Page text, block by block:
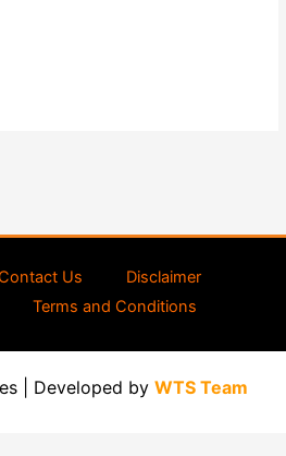
Us
Disclaimer
Terms and Conditions
| Developed by WTS Team